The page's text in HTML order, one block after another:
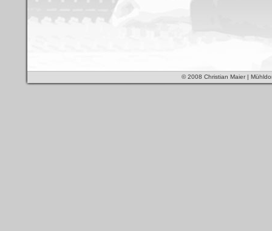
© 2008 Christian Maier |